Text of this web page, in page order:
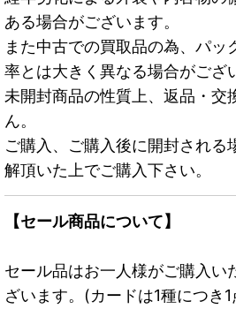
ある場合がございます。
また中古での買取品の為、パッ
率とは大きく異なる場合がござ
未開封商品の性質上、返品・交
ん。
ご購入、ご購入後に開封される
解頂いた上でご購入下さい。
【セール商品について】
セール品はお一人様がご購入い
ざいます。(カードは1種につき